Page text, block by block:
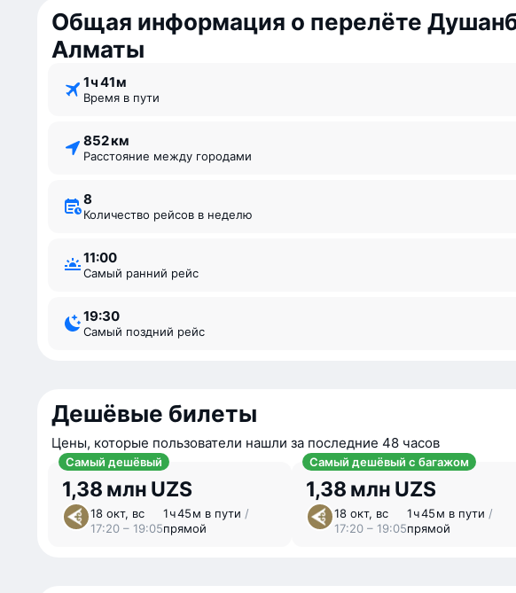
Общая информация о перелёте
Алматы
1 ⁠ч 41 ⁠м
Время в пути
852 км
Расстояние между городами
8
Количество рейсов в неделю
11:00
Самый ранний рейс
19:30
Самый поздний рейс
Дешёвые билеты
Цены, которые пользователи нашли за последние 48 часов
Самый дешёвый
1,38 млн UZS
18 окт, вс
17:20 – 19:05
1 ⁠ч 45 ⁠м в пути /
прямой
Самый дешёвый с багажом
1,38 млн UZS
18 окт, вс
17:20 – 19:05
1 ⁠ч 45 ⁠м в пути /
прямой